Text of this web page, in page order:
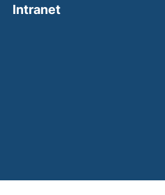
Intranet(external link,